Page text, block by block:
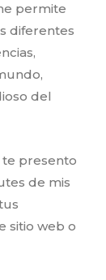
permite
diferentes
del
te presento
de mis
sitio web o